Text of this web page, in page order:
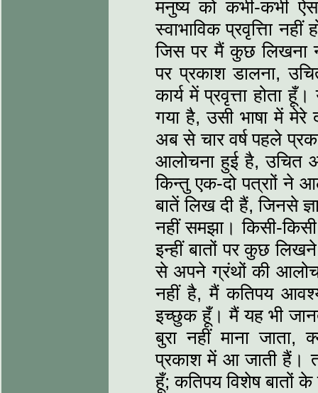
मनुष्य को कभी-कभी
स्वाभाविक प्रवृत्तिा
जिस पर मैं कुछ लिखना
पर प्रकाश डालना,
कार्य में प्रवृत्ता होता
गया है, उसी भाषा में
अब से चार वर्ष पहले
आलोचना हुई है, उचित
किन्तु एक-दो पत्राों ने
बातें लिख दी हैं, जिनसे
नहीं समझा। किसी-
इन्हीं बातों पर कुछ
से अपने ग्रंथों की
नहीं है, मैं कतिपय
इच्छुक हूँ। मैं यह भी
बुरा नहीं माना जाता,
प्रकाश में आ जाती हैं।
हूँ; कतिपय विशेष बातों